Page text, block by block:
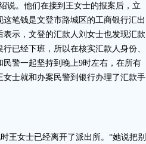
说。他们在接到王女士的报案后，立
笔钱是文登市路城区的工商银行汇出
示，文登的汇款人刘女士也发现汇款
已经下班，所以在核实汇款人身份、
警一起坚持到晚上9时左右，在所有
士就和办案民警到银行办理了汇款手
王女士已经离开了派出所。“她说把别